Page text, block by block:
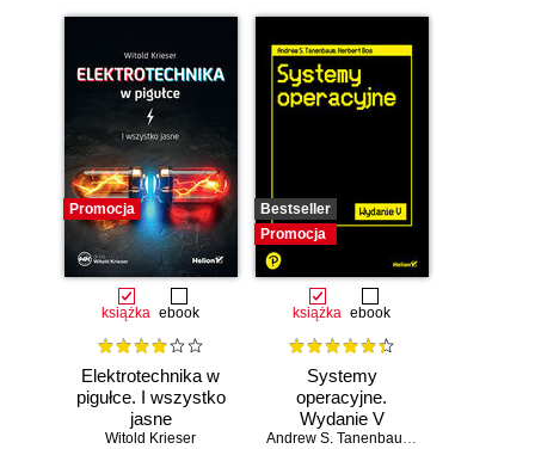
kreatywności.
Promocja
książka ebook
Elektrotechnika w
pigułce. I wszystko
jasne
Witold Krieser
Bestseller
Promocja
książka ebook
Systemy
operacyjne.
Wydanie V
Andrew S. Tanenbaum,